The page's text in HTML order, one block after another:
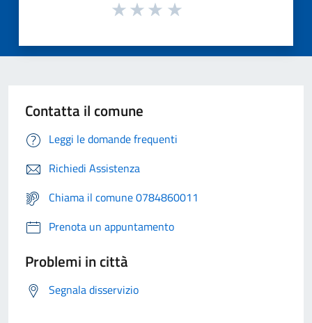
Contatta il comune
Leggi le domande frequenti
Richiedi Assistenza
Chiama il comune 0784860011
Prenota un appuntamento
Problemi in città
Segnala disservizio